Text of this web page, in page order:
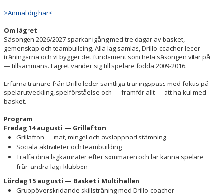
>Anmäl dig här<
Om lägret
Säsongen 2026/2027 sparkar igång med tre dagar av basket,
gemenskap och teambuilding. Alla lag samlas, Drillo-coacher leder
träningarna och vi bygger det fundament som hela säsongen vilar på
— tillsammans. Lägret vänder sig till spelare födda 2009-2016.
Erfarna tränare från Drillo leder samtliga träningspass med fokus på
spelarutveckling, spelförståelse och — framför allt — att ha kul med
basket.
Program
Fredag 14 augusti — Grillafton
Grillafton — mat, mingel och avslappnad stämning
Sociala aktiviteter och teambuilding
Träffa dina lagkamrater efter sommaren och lär känna spelare
från andra lag i klubben
Lördag 15 augusti — Basket i Multihallen
Gruppöverskridande skillsträning med Drillo-coacher